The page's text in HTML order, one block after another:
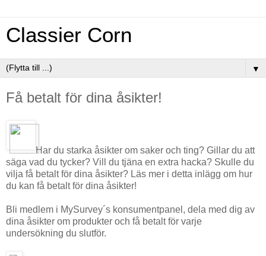
Classier Corn
▼
Få betalt för dina åsikter!
Har du starka åsikter om saker och ting? Gillar du att
säga vad du tycker? Vill du tjäna en extra hacka? Skulle du
vilja få betalt för dina åsikter? Läs mer i detta inlägg om hur
du kan få betalt för dina åsikter!
Bli medlem i MySurvey´s konsumentpanel, dela med dig av
dina åsikter om produkter och få betalt för varje
undersökning du slutför.